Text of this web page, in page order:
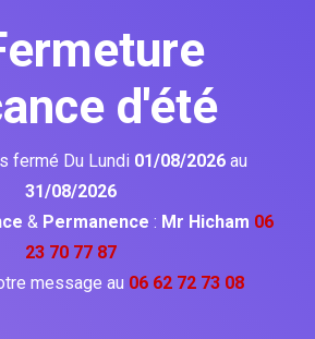
d'été
fermé Du Lundi 01/08/2026 au
31/08/2026
& Permanence : Mr Hicham 06
23 70 77 87
message au 06 62 72 73 08